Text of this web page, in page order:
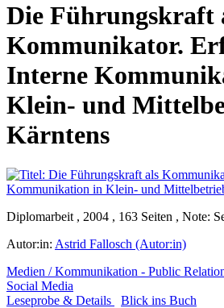
Die Führungskraft
Kommunikator.
Interne
Klein- und
Kärntens
Diplomarbeit , 2004 , 163 Seiten , Note:
Autor:in: Astrid Fallosch (Autor:in)
Medien / Kommunikation - Public
Social Media
Leseprobe & Details
Blick ins Buch